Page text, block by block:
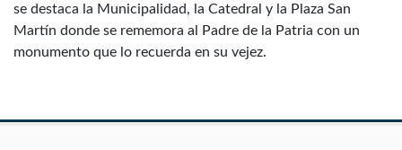
se destaca la Municipalidad, la Catedral y la Plaza San
Martín donde se rememora al Padre de la Patria con un
monumento que lo recuerda en su vejez.